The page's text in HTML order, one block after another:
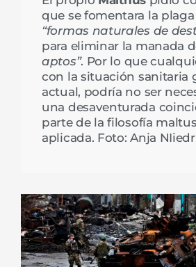
que se fomentara la plaga
“formas naturales de
para eliminar la manada
aptos”. Por lo que
con la situación sanitaria
actual, podría no ser
una desaventurada
parte de la filosofía
aplicada. Foto: Anja